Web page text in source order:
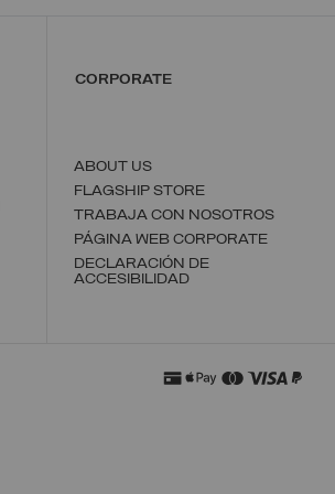
CORPORATE
ABOUT US
FLAGSHIP STORE
TRABAJA CON NOSOTROS
PÁGINA WEB CORPORATE
DECLARACIÓN DE
ACCESIBILIDAD